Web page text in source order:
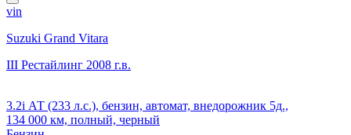
vin
Suzuki Grand Vitara
III Рестайлинг 2008 г.в.
3.2i АТ (233 л.с.), бензин, автомат, внедорожник 5д.,
134 000 км, полный, черный